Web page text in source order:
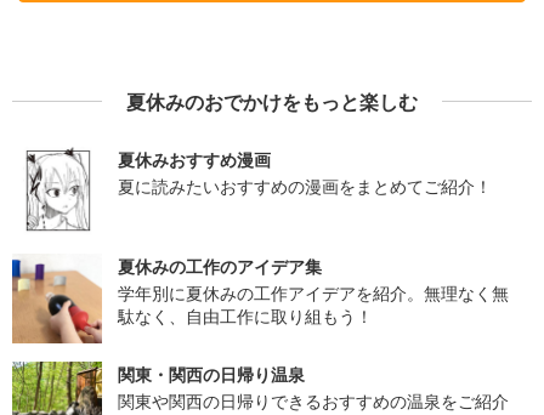
夏休みのおでかけをもっと楽しむ
夏休みおすすめ漫画
夏に読みたいおすすめの漫画をまとめてご紹介！
夏休みの工作のアイデア集
学年別に夏休みの工作アイデアを紹介。無理なく無
駄なく、自由工作に取り組もう！
関東・関西の日帰り温泉
関東や関西の日帰りできるおすすめの温泉をご紹介